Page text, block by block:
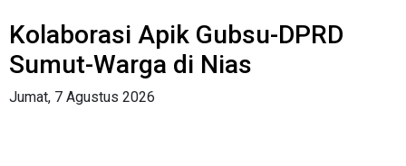
Kolaborasi Apik Gubsu-DPRD
Sumut-Warga di Nias
Jumat, 7 Agustus 2026